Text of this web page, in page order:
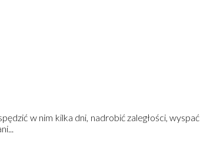
w nim kilka dni, nadrobić zaległości, wyspać